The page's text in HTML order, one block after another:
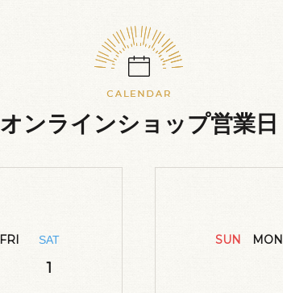
オンラインショップ営業日
FRI SAT
1
SUN MON